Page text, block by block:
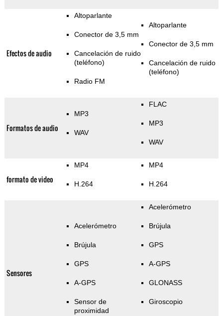
Efectos de audio
Altoparlante
Conector de 3,5 mm
Cancelación de ruido
(teléfono)
Radio FM
Altoparlante
Conector de 3,5 mm
Cancelación de ruido
(teléfono)
Formatos de audio
MP3
WAV
FLAC
MP3
WAV
formato de video
MP4
H.264
MP4
H.264
Sensores
Acelerómetro
Brújula
GPS
A-GPS
Sensor de
proximidad
Acelerómetro
Brújula
GPS
A-GPS
GLONASS
Giroscopio